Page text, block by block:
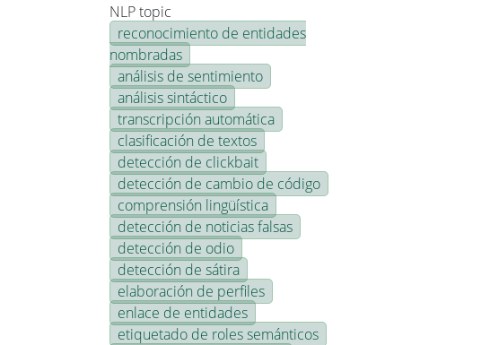
NLP topic
reconocimiento de entidades
nombradas
análisis de sentimiento
análisis sintáctico
transcripción automática
clasificación de textos
detección de clickbait
detección de cambio de código
comprensión lingüística
detección de noticias falsas
detección de odio
detección de sátira
elaboración de perfiles
enlace de entidades
etiquetado de roles semánticos